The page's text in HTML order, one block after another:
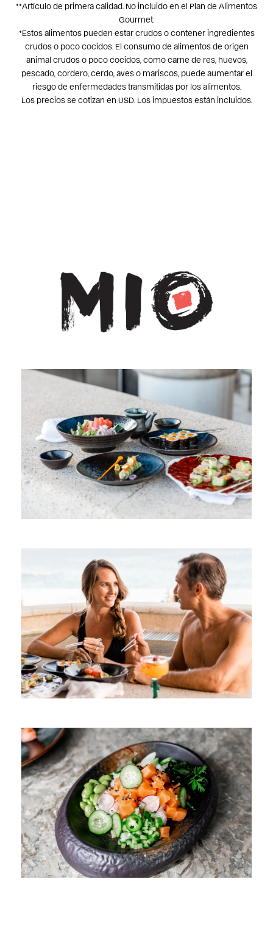
**Artículo de primera calidad. No incluido en el Plan de Alimentos
Gourmet.
*Estos alimentos pueden estar crudos o contener ingredientes
crudos o poco cocidos. El consumo de alimentos de origen
animal crudos o poco cocidos, como carne de res, huevos,
pescado, cordero, cerdo, aves o mariscos, puede aumentar el
riesgo de enfermedades transmitidas por los alimentos.
Los precios se cotizan en USD. Los impuestos están incluidos.